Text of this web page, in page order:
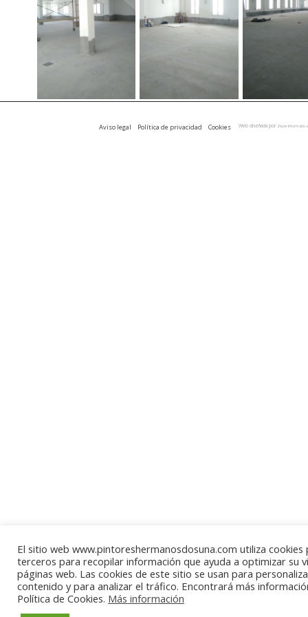
Aviso legal Política de privacidad Cookies Web diseñada por Zbyte Informática
El sitio web www.pintoreshermanosdosuna.com utiliza cookies
terceros para recopilar información que ayuda a optimizar su
páginas web. Las cookies de este sitio se usan para
contenido y para analizar el tráfico. Encontrará más
Política de Cookies. Más información